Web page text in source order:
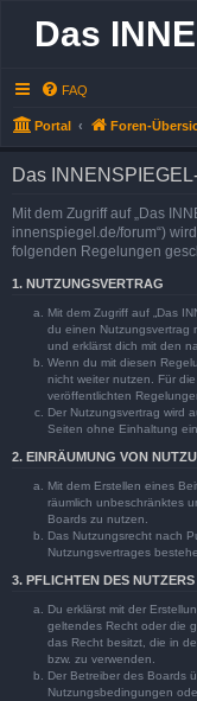
Das
FAQ
Portal Foren-
Das
Mit dem Zugriff auf „Das
innenspiegel.de/forum“)
folgenden Regelungen
1. NUTZUNGSVERTRAG
Mit dem Zugriff auf „Das
du einen Nutzungsvertrag
und erklärst dich mit den
Wenn du mit diesen
nicht weiter nutzen. Für
veröffentlichten
Der Nutzungsvertrag wird
Seiten ohne Einhaltung
2. EINRÄUMUNG VON
Mit dem Erstellen eines
räumlich unbeschränktes
Boards zu nutzen.
Das Nutzungsrecht nach
Nutzungsvertrages
3. PFLICHTEN DES NUTZERS
Du erklärst mit der
geltendes Recht oder die
das Recht besitzt, die in
bzw. zu verwenden.
Der Betreiber des Boards
Nutzungsbedingungen